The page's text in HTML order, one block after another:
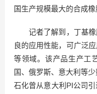
国生产规模最大的合成橡
记者了解到，丁基橡
良的应用性能，可广泛
等领域。该产品生产工
国、俄罗斯、意大利等
石化曾从意大利PI公司